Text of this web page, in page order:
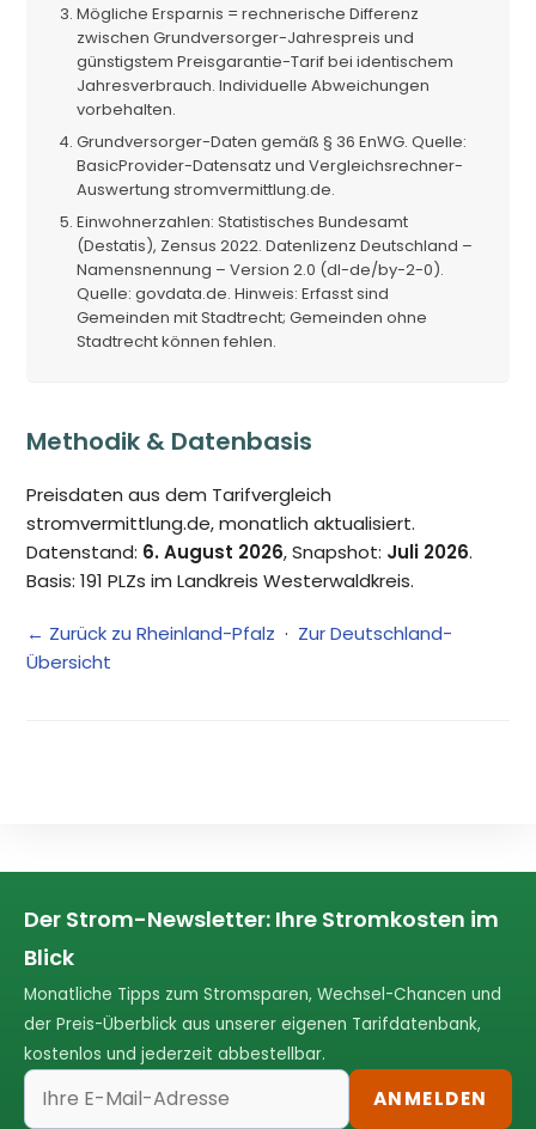
Mögliche Ersparnis = rechnerische Differenz
zwischen Grundversorger-Jahrespreis und
günstigstem Preisgarantie-Tarif bei identischem
Jahresverbrauch. Individuelle Abweichungen
vorbehalten.
Grundversorger-Daten gemäß § 36 EnWG. Quelle:
BasicProvider-Datensatz und Vergleichsrechner-
Auswertung stromvermittlung.de.
Einwohnerzahlen: Statistisches Bundesamt
(Destatis), Zensus 2022. Datenlizenz Deutschland –
Namensnennung – Version 2.0 (dl-de/by-2-0).
Quelle: govdata.de. Hinweis: Erfasst sind
Gemeinden mit Stadtrecht; Gemeinden ohne
Stadtrecht können fehlen.
Methodik & Datenbasis
Preisdaten aus dem Tarifvergleich
stromvermittlung.de, monatlich aktualisiert.
Datenstand: 6. August 2026, Snapshot: Juli 2026.
Basis: 191 PLZs im Landkreis Westerwaldkreis.
← Zurück zu Rheinland-Pfalz · Zur Deutschland-
Übersicht
Der Strom-Newsletter: Ihre Stromkosten im
Blick
Monatliche Tipps zum Stromsparen, Wechsel-Chancen und
der Preis-Überblick aus unserer eigenen Tarifdatenbank,
kostenlos und jederzeit abbestellbar.
ANMELDEN